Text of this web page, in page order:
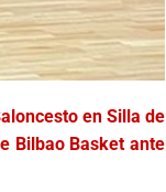
en Silla de
Bilbao Basket ante